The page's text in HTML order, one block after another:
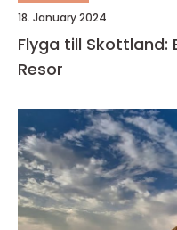
18. January 2024
Flyga till Skottland:
Resor